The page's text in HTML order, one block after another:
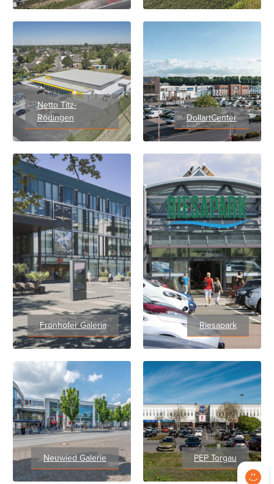
Netto Titz-
Rödingen
DollartCenter
Fronhofer Galeria Riesapark
Neuwied Galerie PEP Torgau